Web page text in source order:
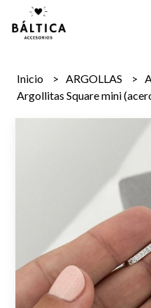
Inicio ARGOLLAS
Argollitas Square mini